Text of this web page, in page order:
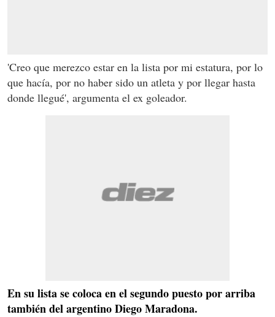
'Creo que merezco estar en la lista por mi estatura, por lo
que hacía, por no haber sido un atleta y por llegar hasta
donde llegué', argumenta el ex goleador.
En su lista se coloca en el segundo puesto por arriba
también del argentino Diego Maradona.